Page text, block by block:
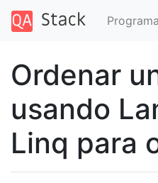
Ordenar
usando
Linq para